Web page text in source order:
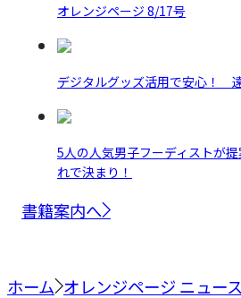
オレンジページ 8/17号
デジタルグッズ活用で安心！
5人の人気男子フーディストが
れで決まり！
書籍案内へ
ホーム オレンジページ ニュー